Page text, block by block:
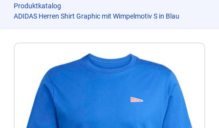
Produktkatalog
ADIDAS Herren Shirt Graphic mit Wimpelmotiv S in Blau